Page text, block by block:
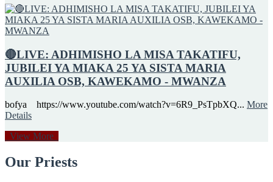
🔴LIVE: ADHIMISHO LA MISA TAKATIFU,
JUBILEI YA MIAKA 25 YA SISTA MARIA
AUXILIA OSB, KAWEKAMO - MWANZA
bofya https://www.youtube.com/watch?v=6R9_PsTpbXQ... More
Details
View More
Our Priests